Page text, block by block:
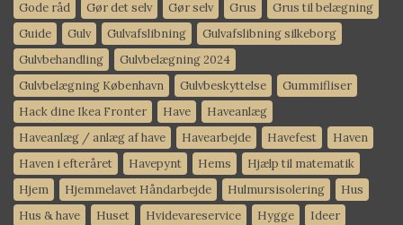
Gode råd Gør det selv Gør selv Grus
Grus til belægning
Guide
Gulv Gulvafslibning
Gulvafslibning silkeborg
Gulvbehandling
Gulvbelægning 2024
Gulvbelægning København
Gulvbeskyttelse
Gummifliser
Hack dine Ikea Fronter
Have
Haveanlæg
Haveanlæg / anlæg af have
Havearbejde Havefest
Haven
Haven i efteråret
Havepynt Hems
Hjælp til matematik
Hjem
Hjemmelavet Håndarbejde Hulmursisolering
Hus
Hus & have
Huset Hvidevareservice Hygge
Ideer